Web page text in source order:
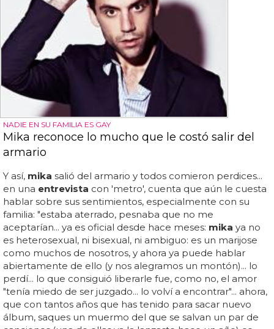
NADIE EN SU FAMILIA ES GAY
Mika reconoce lo mucho que le costó salir del
armario
Y así, mika salió del armario y todos comieron perdices...
en una entrevista con 'metro', cuenta que aún le cuesta
hablar sobre sus sentimientos, especialmente con su
familia: "estaba aterrado, pesnaba que no me
aceptarían... ya es oficial desde hace meses: mika ya no
es heterosexual, ni bisexual, ni ambiguo: es un marijose
como muchos de nosotros, y ahora ya puede hablar
abiertamente de ello (y nos alegramos un montón)... lo
perdí... lo que consiguió liberarle fue, como no, el amor
"tenía miedo de ser juzgado... lo volví a encontrar"... ahora,
que con tantos años que has tenido para sacar nuevo
álbum, saques un muermo del que se salvan un par de